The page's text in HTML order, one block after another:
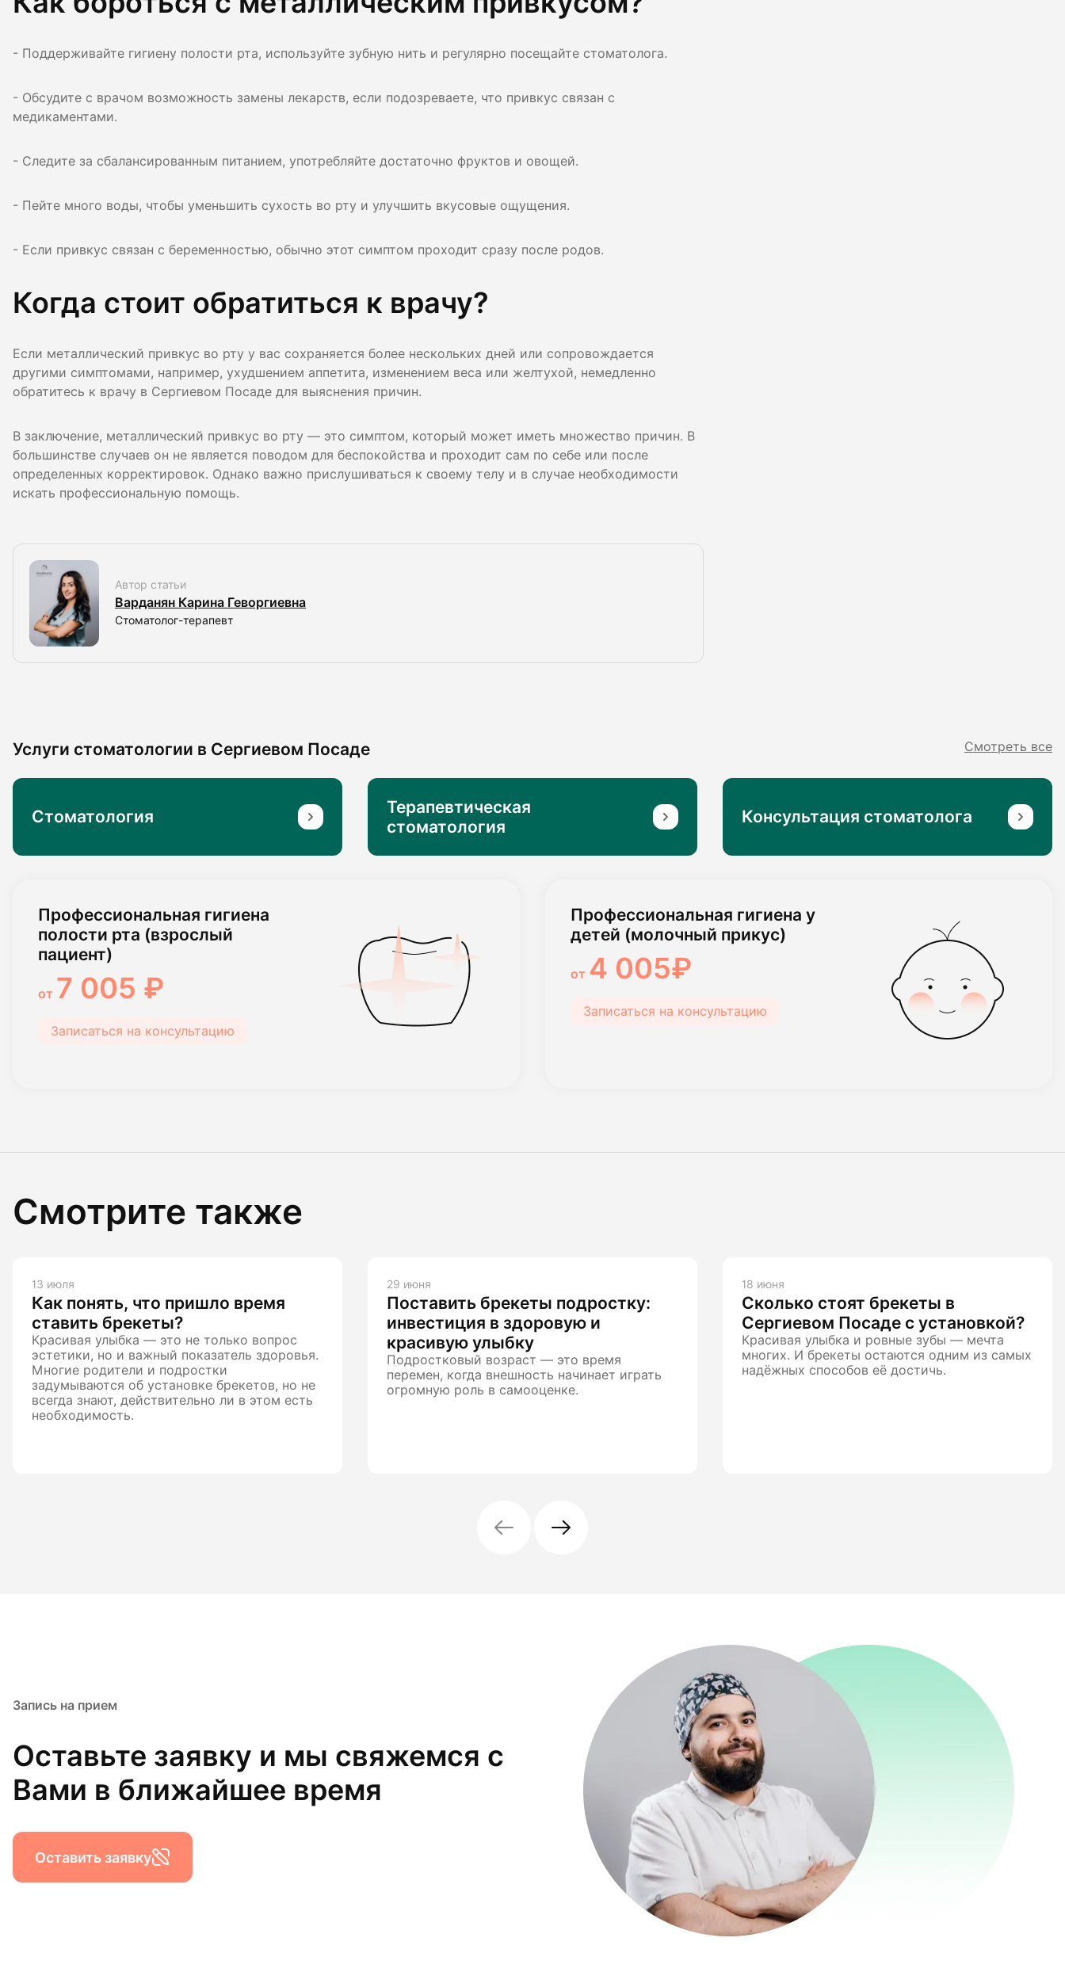
- Поддерживайте гигиену полости рта, используйте зубную нить и регулярно посещайте стоматолога.
- Обсудите с врачом возможность замены лекарств, если подозреваете, что привкус связан с
медикаментами.
- Следите за сбалансированным питанием, употребляйте достаточно фруктов и овощей.
- Пейте много воды, чтобы уменьшить сухость во рту и улучшить вкусовые ощущения.
- Если привкус связан с беременностью, обычно этот симптом проходит сразу после родов.
Когда стоит обратиться к врачу?
Если металлический привкус во рту у вас сохраняется более нескольких дней или сопровождается
другими симптомами, например, ухудшением аппетита, изменением веса или желтухой, немедленно
обратитесь к врачу в Сергиевом Посаде для выяснения причин.
В заключение, металлический привкус во рту — это симптом, который может иметь множество причин. В
большинстве случаев он не является поводом для беспокойства и проходит сам по себе или после
определенных корректировок. Однако важно прислушиваться к своему телу и в случае необходимости
искать профессиональную помощь.
Автор статьи
Варданян Карина Геворгиевна
Стоматолог-терапевт
Услуги стоматологии в Сергиевом Посаде Смотреть все
Стоматология
Терапевтическая
стоматология
Консультация стоматолога
Профессиональная гигиена
полости рта (взрослый
пациент)
от 7 005 ₽
Записаться на консультацию
Профессиональная гигиена у
детей (молочный прикус)
от 4 005₽
Записаться на консультацию
Смотрите также
13 июля
Как понять, что пришло время
ставить брекеты?
Красивая улыбка — это не только вопрос
эстетики, но и важный показатель здоровья.
Многие родители и подростки
задумываются об установке брекетов, но не
всегда знают, действительно ли в этом есть
необходимость.
29 июня
Поставить брекеты подростку:
инвестиция в здоровую и
красивую улыбку
Подростковый возраст — это время
перемен, когда внешность начинает играть
огромную роль в самооценке.
18 июня
Сколько стоят брекеты в
Сергиевом Посаде с установкой?
Красивая улыбка и ровные зубы — мечта
многих. И брекеты остаются одним из самых
надёжных способов её достичь.
Запись на прием
Оставьте заявку и мы свяжемся с
Вами в ближайшее время
Оставить заявку